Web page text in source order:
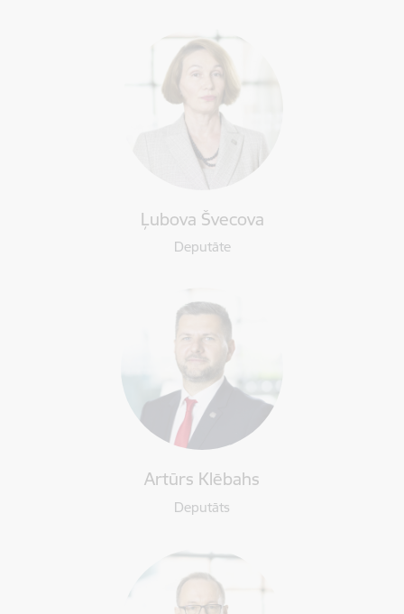
Ļubova Švecova
Deputāte
Artūrs Klēbahs
Deputāts